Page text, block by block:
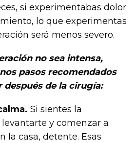
si experimentabas dolor
lo que experimentas
será menos severo.
no sea intensa,
pasos recomendados
después de la cirugía:
Si sientes la
y comenzar a
la casa, detente. Esas